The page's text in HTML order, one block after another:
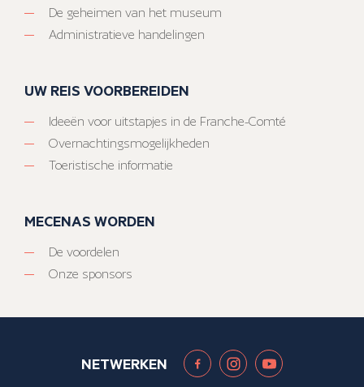
De geheimen van het museum
Administratieve handelingen
UW REIS VOORBEREIDEN
Ideeën voor uitstapjes in de Franche-Comté
Overnachtingsmogelijkheden
Toeristische informatie
MECENAS WORDEN
De voordelen
Onze sponsors
NETWERKEN